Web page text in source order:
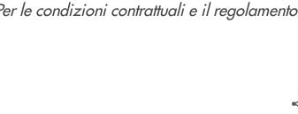
le condizioni contrattuali e il regolamento